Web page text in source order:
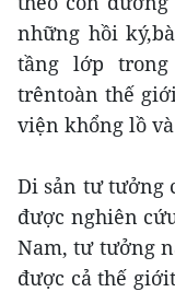
những hồi
tầng lớp
trêntoàn thế
viện khổng lồ
Di sản tư tưởng
được nghiên
Nam, tư tưởng
được cả thế